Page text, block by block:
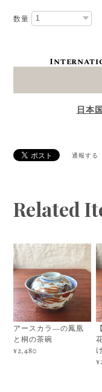
数量
日本
通報する
Related
アースカラ―の鳳凰
と桐の茶碗
¥2,480